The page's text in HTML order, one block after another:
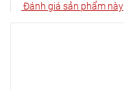
Đánh giá sản phẩm này